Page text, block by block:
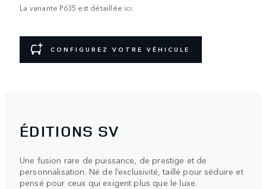
La variante P635 est détaillée ici.
CONFIGUREZ VOTRE VÉHICULE
ÉDITIONS SV
Une fusion rare de puissance, de prestige et de
personnalisation. Né de l’exclusivité, taillé pour séduire et
pensé pour ceux qui exigent plus que le luxe.